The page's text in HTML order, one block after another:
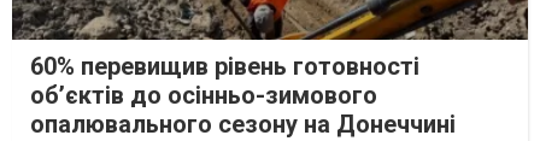
60% перевищив рівень готовності
об’єктів до осінньо-зимового
опалювального сезону на Донеччині